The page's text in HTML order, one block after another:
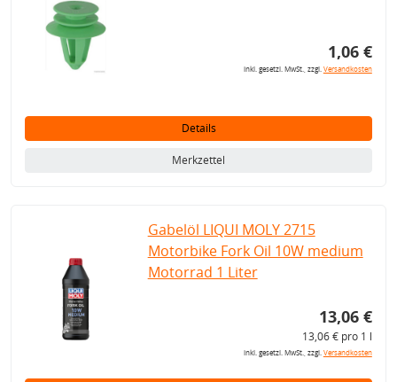
1,06 €
inkl. gesetzl. MwSt., zzgl.Versandkosten
Details
Merkzettel
Gabelöl LIQUI MOLY 2715
Motorbike Fork Oil 10W medium
Motorrad 1 Liter
13,06 €
13,06 € pro 1 l
inkl. gesetzl. MwSt., zzgl.Versandkosten